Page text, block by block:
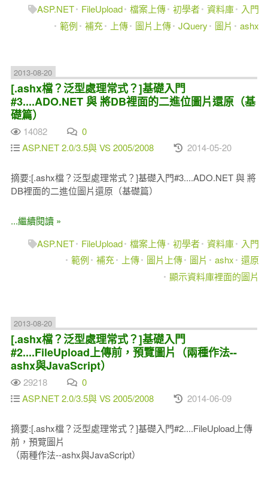
ASP.NET
FileUpload 檔案上傳 初學者 資料庫
入門
範例
補充 上傳 圖片上傳 JQuery 圖片 ashx
2013-08-20
[.ashx檔？泛型處理常式？]基礎入門
#3....ADO.NET 與 將DB裡面的二進位圖片還原（基
礎篇）
14082
0
ASP.NET 2.0/3.5與 VS 2005/2008
2014-05-20
摘要:[.ashx檔？泛型處理常式？]基礎入門#3....ADO.NET 與 將
DB裡面的二進位圖片還原（基礎篇）
...繼續閱讀 »
ASP.NET
FileUpload 檔案上傳 初學者 資料庫
入門
範例
補充 上傳 圖片上傳 圖片 ashx
還原
顯示資料庫裡面的圖片
2013-08-20
[.ashx檔？泛型處理常式？]基礎入門
#2....FileUpload上傳前，預覽圖片（兩種作法--
ashx與JavaScript）
29218
0
ASP.NET 2.0/3.5與 VS 2005/2008
2014-06-09
摘要:[.ashx檔？泛型處理常式？]基礎入門#2....FileUpload上傳
前，預覽圖片
（兩種作法--ashx與JavaScript）